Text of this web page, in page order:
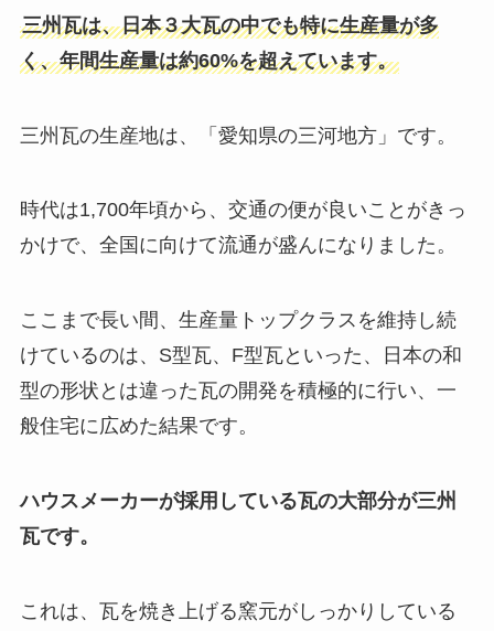
三州瓦は、日本３大瓦の中でも特に生産量が多
く、年間生産量は約60%を超えています。
三州瓦の生産地は、「愛知県の三河地方」です。
時代は1,700年頃から、交通の便が良いことがきっ
かけで、全国に向けて流通が盛んになりました。
ここまで長い間、生産量トップクラスを維持し続
けているのは、S型瓦、F型瓦といった、日本の和
型の形状とは違った瓦の開発を積極的に行い、一
般住宅に広めた結果です。
ハウスメーカーが採用している瓦の大部分が三州
瓦です。
これは、瓦を焼き上げる窯元がしっかりしている